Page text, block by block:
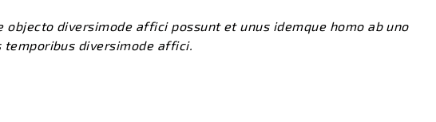
objecto diversimode affici possunt et unus idemque homo ab uno
diversimode affici.